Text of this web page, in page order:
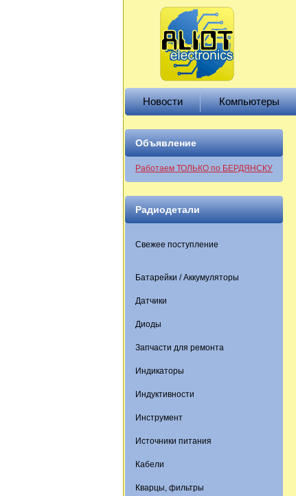
Новости Компьютеры
Объявление
Работаем ТОЛЬКО по БЕРДЯНСКУ
Радиодетали
Свежее поступление
Батарейки / Аккумуляторы
Датчики
Диоды
Запчасти для ремонта
Индикаторы
Индуктивности
Инструмент
Источники питания
Кабели
Кварцы, фильтры